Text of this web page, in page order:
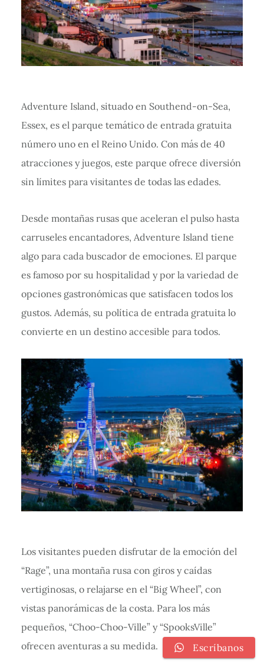
Adventure Island, situado en Southend-on-Sea,
Essex, es el parque temático de entrada gratuita
número uno en el Reino Unido. Con más de 40
atracciones y juegos, este parque ofrece diversión
sin límites para visitantes de todas las edades.
Desde montañas rusas que aceleran el pulso hasta
carruseles encantadores, Adventure Island tiene
algo para cada buscador de emociones. El parque
es famoso por su hospitalidad y por la variedad de
opciones gastronómicas que satisfacen todos los
gustos. Además, su política de entrada gratuita lo
convierte en un destino accesible para todos.
Los visitantes pueden disfrutar de la emoción del
“Rage”, una montaña rusa con giros y caídas
vertiginosas, o relajarse en el “Big Wheel”, con
vistas panorámicas de la costa. Para los más
pequeños, “Choo-Choo-Ville” y “SpooksVille”
ofrecen aventuras a su medida.
Escríbanos